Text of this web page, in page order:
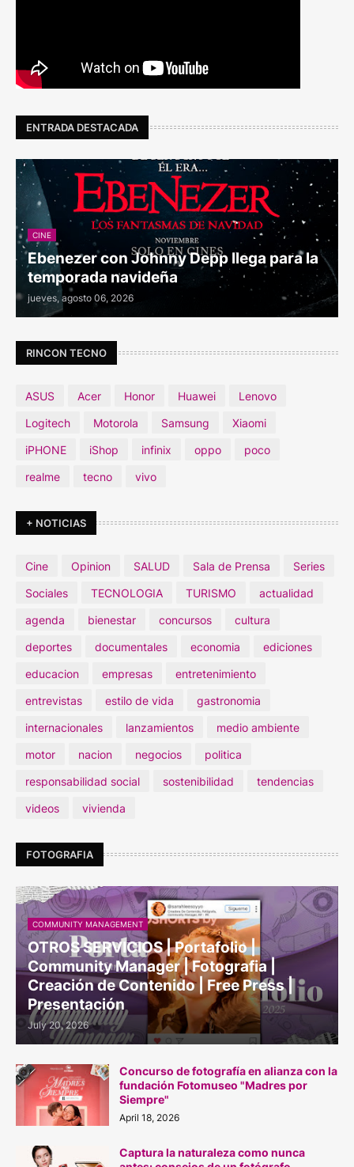
ENTRADA DESTACADA
CINE
Ebenezer con Johnny Depp llega para la
temporada navideña
jueves, agosto 06, 2026
RINCON TECNO
ASUS Acer Honor Huawei
Lenovo
Logitech
Motorola Samsung
Xiaomi
iPHONE
iShop infinix oppo
poco
realme
tecno vivo
+ NOTICIAS
Cine Opinion SALUD Sala de Prensa
Series
Sociales
TECNOLOGIA TURISMO
actualidad
agenda
bienestar concursos
cultura
deportes
documentales economia
ediciones
educacion
empresas
entretenimiento
entrevistas
estilo de vida
gastronomia
internacionales
lanzamientos
medio ambiente
motor
nacion negocios
politica
responsabilidad social
sostenibilidad
tendencias
videos
vivienda
FOTOGRAFIA
COMMUNITY MANAGEMENT
OTROS SERVICIOS | Portafolio |
Community Manager | Fotografia |
Creación de Contenido | Free Press |
Presentación
July 20, 2026
Concurso de fotografía en alianza con la
fundación Fotomuseo "Madres por
Siempre"
April 18, 2026
Captura la naturaleza como nunca